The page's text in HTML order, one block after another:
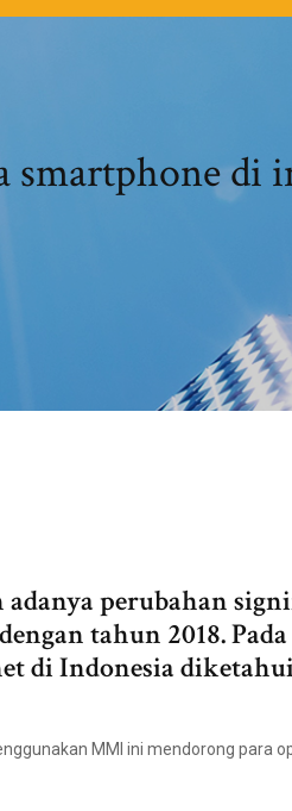
smartphone di
perubahan
tahun 2018.
di Indonesia
MMI ini mendorong para